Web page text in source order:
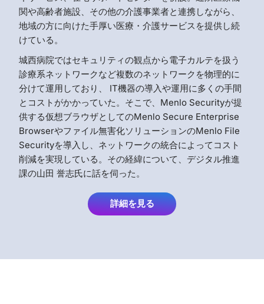
関や高齢者施設、その他の介護事業者と連携しながら、
地域の方に向けた手厚い医療・介護サービスを提供し続
けている。
城西病院ではセキュリティの観点から電子カルテを扱う
診療系ネットワークなど複数のネットワークを物理的に
分けて運用しており、 IT機器の導入や運用に多くの手間
とコストがかかっていた。そこで、Menlo Securityが提
供する仮想ブラウザとしてのMenlo Secure Enterprise
Browserやファイル無害化ソリューションのMenlo File
Securityを導入し、ネットワークの統合によってコスト
削減を実現している。その経緯について、デジタル推進
課の山田 誉志氏に話を伺った。
詳細を見る